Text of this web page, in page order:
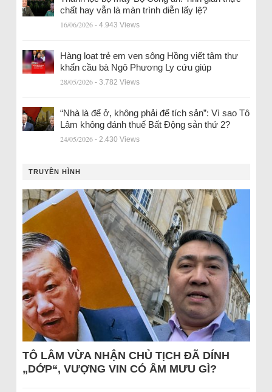
chất hay vẫn là màn trình diễn lấy lệ?
16/06/2026 - 4.943 Views
Hàng loạt trẻ em ven sông Hồng viết tâm thư
khẩn cầu bà Ngô Phương Ly cứu giúp
28/05/2026 - 3.782 Views
“Nhà là để ở, không phải để tích sản”: Vì sao Tô
Lâm không đánh thuế Bất Động sản thứ 2?
24/05/2026 - 2.430 Views
TRUYỀN HÌNH
TÔ LÂM VỪA NHẬN CHỦ TỊCH ĐÃ DÍNH
„DỚP“, VƯỢNG VIN CÓ ÂM MƯU GÌ?